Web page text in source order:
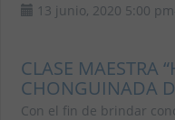
13 junio, 2020 5:00 pm
CLASE MAESTRA
CHONGUINADA
Con el fin de brindar